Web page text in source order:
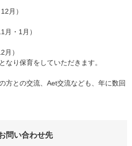
月）
月・1月）
月）
なり保育をしていただきます。
方との交流、Aet交流なども、年に数回
問い合わせ先